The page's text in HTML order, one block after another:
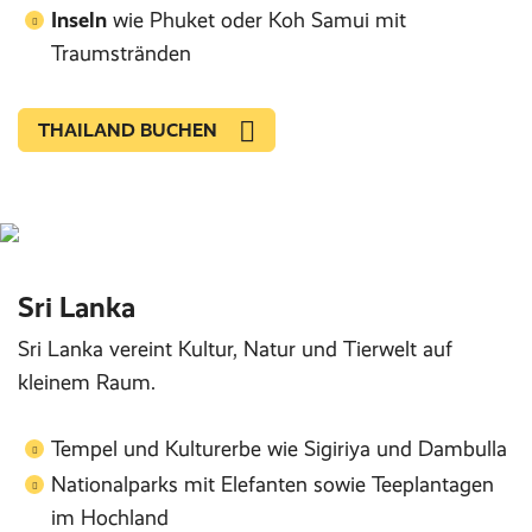
Inseln wie Phuket oder Koh Samui mit
Traumstränden
THAILAND BUCHEN
Sri Lanka
Sri Lanka vereint Kultur, Natur und Tierwelt auf
kleinem Raum.
Tempel und Kulturerbe wie Sigiriya und Dambulla
Nationalparks mit Elefanten sowie Teeplantagen
im Hochland